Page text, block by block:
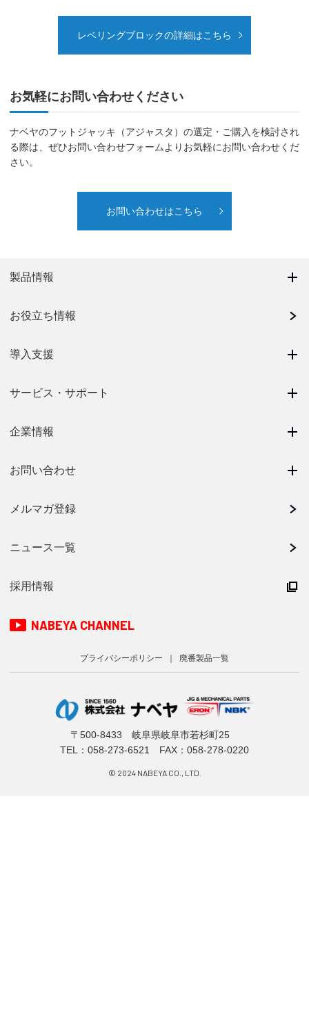
レベリングブロックの詳細はこちら
お気軽にお問い合わせください
ナベヤのフットジャッキ（アジャスタ）の選定・ご購入を検討され
る際は、ぜひお問い合わせフォームよりお気軽にお問い合わせくだ
さい。
お問い合わせはこちら
製品情報
お役立ち情報
導入支援
サービス・サポート
企業情報
お問い合わせ
メルマガ登録
ニュース一覧
採用情報
NABEYA CHANNEL
プライバシーポリシー 廃番製品一覧
〒500-8433 岐阜県岐阜市若杉町25
TEL： 058-273-6521 FAX：058-278-0220
© 2024 NABEYA CO., LTD.